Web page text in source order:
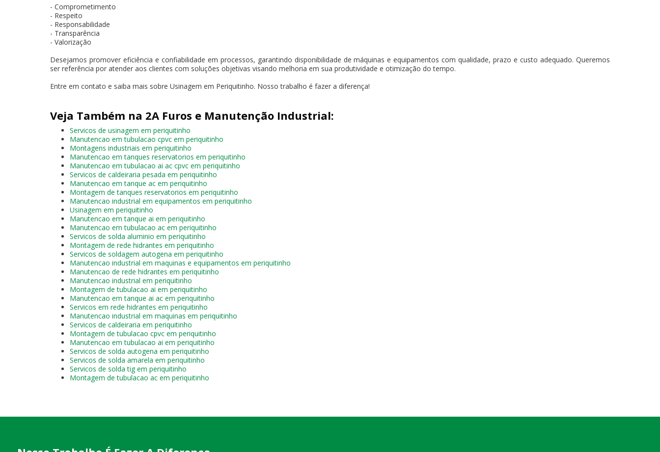
- Comprometimento
- Respeito
- Responsabilidade
- Transparência
- Valorização
Desejamos promover eficiência e confiabilidade em processos, garantindo disponibilidade de máquinas e equipamentos com qualidade, prazo e custo adequado. Queremos
ser referência por atender aos clientes com soluções objetivas visando melhoria em sua produtividade e otimização do tempo.
Entre em contato e saiba mais sobre Usinagem em Periquitinho. Nosso trabalho é fazer a diferença!
Veja Também na 2A Furos e Manutenção Industrial:
Servicos de usinagem em periquitinho
Manutencao em tubulacao cpvc em periquitinho
Montagens industriais em periquitinho
Manutencao em tanques reservatorios em periquitinho
Manutencao em tubulacao ai ac cpvc em periquitinho
Servicos de caldeiraria pesada em periquitinho
Manutencao em tanque ac em periquitinho
Montagem de tanques reservatorios em periquitinho
Manutencao industrial em equipamentos em periquitinho
Usinagem em periquitinho
Manutencao em tanque ai em periquitinho
Manutencao em tubulacao ac em periquitinho
Servicos de solda aluminio em periquitinho
Montagem de rede hidrantes em periquitinho
Servicos de soldagem autogena em periquitinho
Manutencao industrial em maquinas e equipamentos em periquitinho
Manutencao de rede hidrantes em periquitinho
Manutencao industrial em periquitinho
Montagem de tubulacao ai em periquitinho
Manutencao em tanque ai ac em periquitinho
Servicos em rede hidrantes em periquitinho
Manutencao industrial em maquinas em periquitinho
Servicos de caldeiraria em periquitinho
Montagem de tubulacao cpvc em periquitinho
Manutencao em tubulacao ai em periquitinho
Servicos de solda autogena em periquitinho
Servicos de solda amarela em periquitinho
Servicos de solda tig em periquitinho
Montagem de tubulacao ac em periquitinho